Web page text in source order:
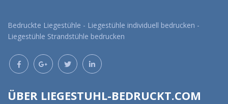
Bedruckte Liegestühle - Liegestühle individuell bedrucken -
Liegestühle Strandstühle bedrucken
ÜBER LIEGESTUHL-BEDRUCKT.COM